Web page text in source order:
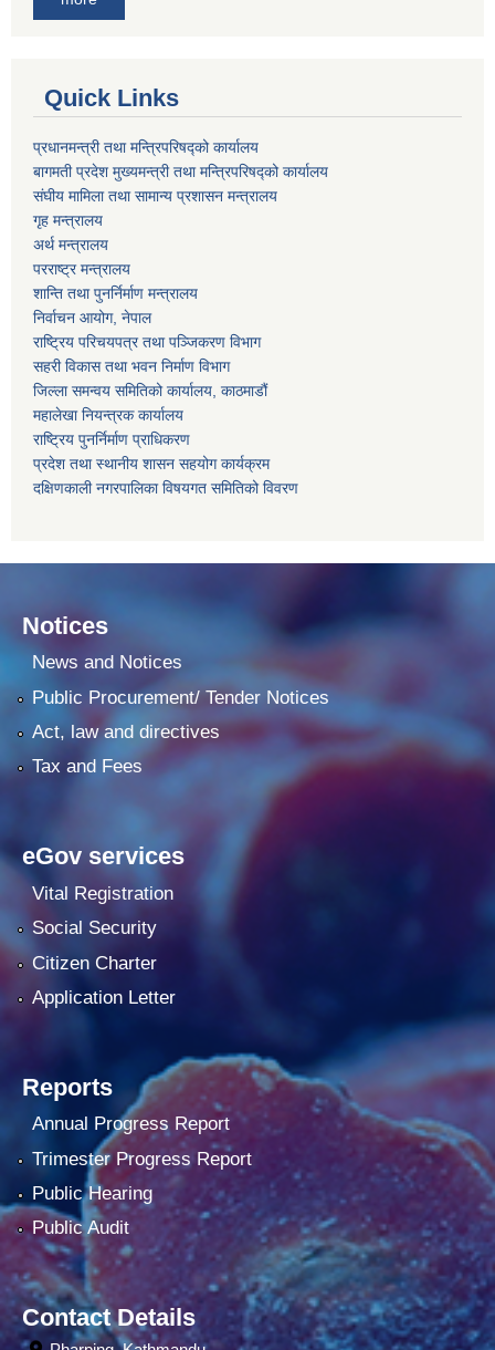
Quick Links
प्रधानमन्त्री तथा मन्त्रिपरिषद्को कार्यालय
बागमती प्रदेश मुख्यमन्त्री तथा मन्त्रिपरिषद्को कार्यालय
संघीय मामिला तथा सामान्य प्रशासन मन्त्रालय
गृह मन्त्रालय
अर्थ मन्त्रालय
परराष्ट्र मन्त्रालय
शान्ति तथा पुनर्निर्माण मन्त्रालय
निर्वाचन आयोग, नेपाल
राष्ट्रिय परिचयपत्र तथा पञ्जिकरण विभाग
सहरी विकास तथा भवन निर्माण विभाग
जिल्ला समन्वय समितिको कार्यालय, काठमाडौं
महालेखा नियन्त्रक कार्यालय
राष्ट्रिय पुनर्निर्माण प्राधिकरण
प्रदेश तथा स्थानीय शासन सहयोग कार्यक्रम
दक्षिणकाली नगरपालिका विषयगत समितिको विवरण
Notices
News and Notices
Public Procurement/ Tender Notices
Act, law and directives
Tax and Fees
eGov services
Vital Registration
Social Security
Citizen Charter
Application Letter
Reports
Annual Progress Report
Trimester Progress Report
Public Hearing
Public Audit
Contact Details